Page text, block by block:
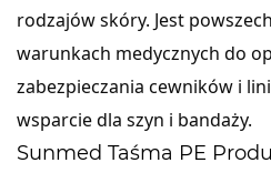
rodzajów skóry. Jest
warunkach medycznych do
zabezpieczania cewników i
wsparcie dla szyn i bandaży.
Sunmed Taśma PE